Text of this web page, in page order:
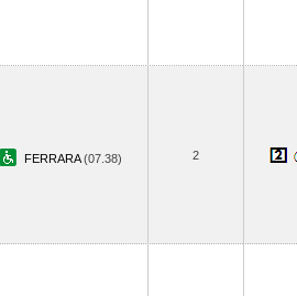
FERRARA(07.38) 2